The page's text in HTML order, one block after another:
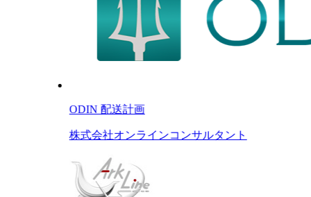
ODIN 配送計画
株式会社オンラインコンサルタント